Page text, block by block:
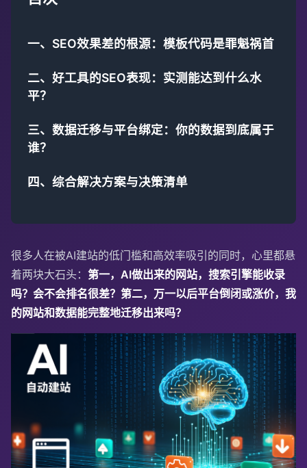
一、SEO效果差的根源：模板代码是罪魁祸首
二、好工具的SEO表现：实测能达到什么水
平？
三、数据迁移与平台绑定：你的数据到底属于
谁？
四、综合解决方案与决策清单
很多人在被AI建站的低门槛和高效率吸引的同时，心里都悬
着两块大石头： 第一，AI做出来的网站，搜索引擎能收录
吗？会不会排名很差？第二，万一以后平台倒闭或涨价，我
的网站和数据能完整地迁移出来吗？